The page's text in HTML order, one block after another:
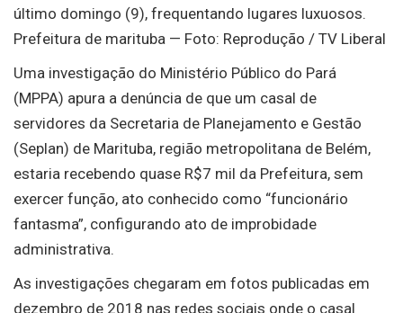
último domingo (9), frequentando lugares luxuosos.
Prefeitura de marituba — Foto: Reprodução / TV Liberal
Uma investigação do Ministério Público do Pará
(MPPA) apura a denúncia de que um casal de
servidores da Secretaria de Planejamento e Gestão
(Seplan) de Marituba, região metropolitana de Belém,
estaria recebendo quase R$7 mil da Prefeitura, sem
exercer função, ato conhecido como “funcionário
fantasma”, configurando ato de improbidade
administrativa.
As investigações chegaram em fotos publicadas em
dezembro de 2018 nas redes sociais onde o casal